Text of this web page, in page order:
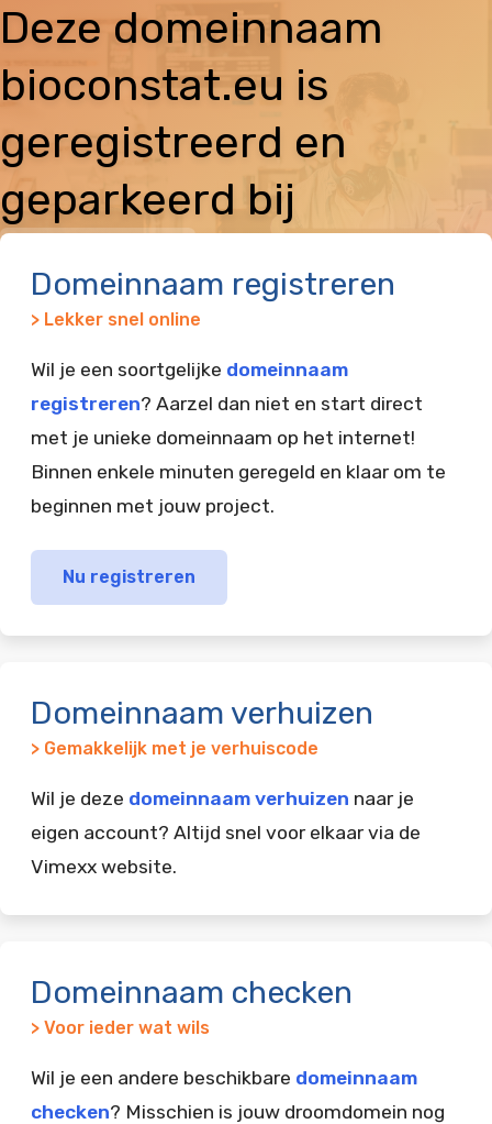
Deze domeinnaam
bioconstat.eu is
geregistreerd en
geparkeerd bij
Domeinnaam registreren
> Lekker snel online
Wil je een soortgelijke domeinnaam
registreren? Aarzel dan niet en start direct
met je unieke domeinnaam op het internet!
Binnen enkele minuten geregeld en klaar om te
beginnen met jouw project.
Nu registreren
Domeinnaam verhuizen
> Gemakkelijk met je verhuiscode
Wil je deze domeinnaam verhuizen naar je
eigen account? Altijd snel voor elkaar via de
Vimexx website.
Domeinnaam checken
> Voor ieder wat wils
Wil je een andere beschikbare domeinnaam
checken? Misschien is jouw droomdomein nog